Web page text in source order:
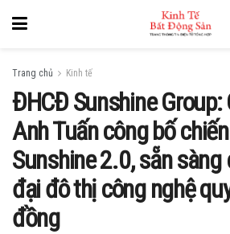
Trang chủ Kinh tế
ĐHCĐ Sunshine
Anh Tuấn công bố
Sunshine 2.0, sẵn
đại đô thị công nghệ
đồng